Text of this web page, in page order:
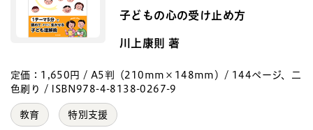
子どもの心の受け止め方
川上康則 著
定価：1,650円 / A5判（210mm×148mm）/ 144ページ、二
色刷り / ISBN978-4-8138-0267-9
教育 特別支援